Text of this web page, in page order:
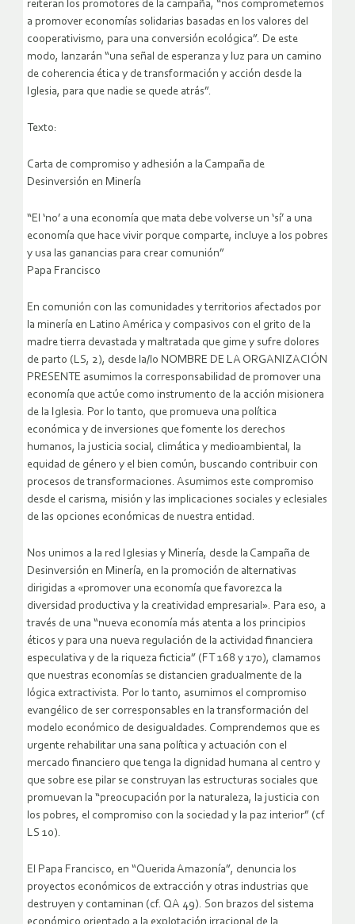
reiteran los promotores de la campaña, “nos comprometemos
a promover economías solidarias basadas en los valores del
cooperativismo, para una conversión ecológica”. De este
modo, lanzarán “una señal de esperanza y luz para un camino
de coherencia ética y de transformación y acción desde la
Iglesia, para que nadie se quede atrás”.
Texto:
Carta de compromiso y adhesión a la Campaña de
Desinversión en Minería
“El ‘no’ a una economía que mata debe volverse un ‘sí’ a una
economía que hace vivir porque comparte, incluye a los pobres
y usa las ganancias para crear comunión”
Papa Francisco
En comunión con las comunidades y territorios afectados por
la minería en Latino América y compasivos con el grito de la
madre tierra devastada y maltratada que gime y sufre dolores
de parto (LS, 2), desde la/lo NOMBRE DE LA ORGANIZACIÓN
PRESENTE asumimos la corresponsabilidad de promover una
economía que actúe como instrumento de la acción misionera
de la Iglesia. Por lo tanto, que promueva una política
económica y de inversiones que fomente los derechos
humanos, la justicia social, climática y medioambiental, la
equidad de género y el bien común, buscando contribuir con
procesos de transformaciones. Asumimos este compromiso
desde el carisma, misión y las implicaciones sociales y eclesiales
de las opciones económicas de nuestra entidad.
Nos unimos a la red Iglesias y Minería, desde la Campaña de
Desinversión en Minería, en la promoción de alternativas
dirigidas a «promover una economía que favorezca la
diversidad productiva y la creatividad empresarial». Para eso, a
través de una “nueva economía más atenta a los principios
éticos y para una nueva regulación de la actividad financiera
especulativa y de la riqueza ficticia” (FT 168 y 170), clamamos
que nuestras economías se distancien gradualmente de la
lógica extractivista. Por lo tanto, asumimos el compromiso
evangélico de ser corresponsables en la transformación del
modelo económico de desigualdades. Comprendemos que es
urgente rehabilitar una sana política y actuación con el
mercado financiero que tenga la dignidad humana al centro y
que sobre ese pilar se construyan las estructuras sociales que
promuevan la “preocupación por la naturaleza, la justicia con
los pobres, el compromiso con la sociedad y la paz interior” (cf
LS 10).
El Papa Francisco, en “Querida Amazonía”, denuncia los
proyectos económicos de extracción y otras industrias que
destruyen y contaminan (cf. QA 49). Son brazos del sistema